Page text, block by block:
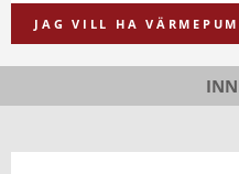
JAG VILL HA